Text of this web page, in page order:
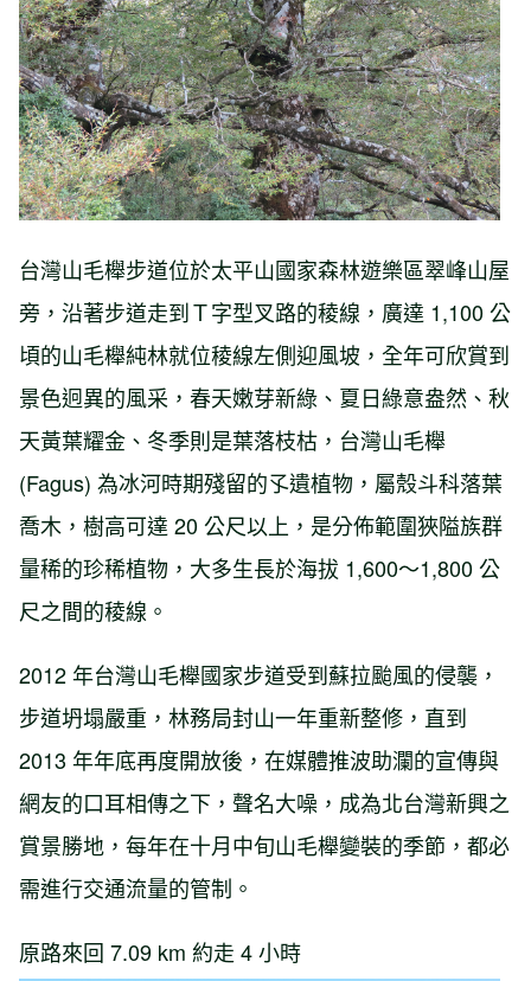
台灣山毛櫸步道位於太平山國家森林遊樂區翠峰山屋
旁，沿著步道走到Ｔ字型叉路的稜線，廣達 1,100 公
頃的山毛櫸純林就位稜線左側迎風坡，全年可欣賞到
景色迥異的風采，春天嫩芽新綠、夏日綠意盎然、秋
天黃葉耀金、冬季則是葉落枝枯，台灣山毛櫸
(Fagus) 為冰河時期殘留的孓遺植物，屬殼斗科落葉
喬木，樹高可達 20 公尺以上，是分佈範圍狹隘族群
量稀的珍稀植物，大多生長於海拔 1,600～1,800 公
尺之間的稜線。
2012 年台灣山毛櫸國家步道受到蘇拉颱風的侵襲，
步道坍塌嚴重，林務局封山一年重新整修，直到
2013 年年底再度開放後，在媒體推波助瀾的宣傳與
網友的口耳相傳之下，聲名大噪，成為北台灣新興之
賞景勝地，每年在十月中旬山毛櫸變裝的季節，都必
需進行交通流量的管制。
原路來回 7.09 km 約走 4 小時